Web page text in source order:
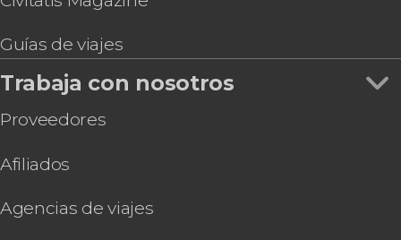
Guías de viajes
Trabaja con nosotros
Proveedores
Afiliados
Agencias de viajes